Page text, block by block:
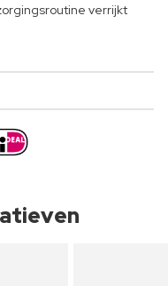
verrijkt